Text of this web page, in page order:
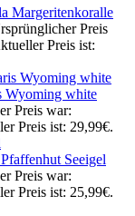
Margeritenkoralle
Preis
Preis ist:
Wyoming white
Preis war:
Preis ist: 29,99€.
Seeigel
Preis war:
Preis ist: 25,99€.